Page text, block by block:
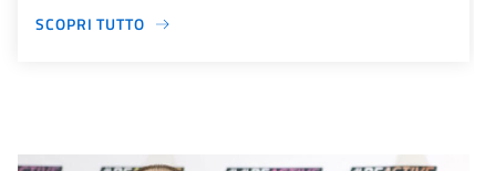
SCOPRI TUTTO